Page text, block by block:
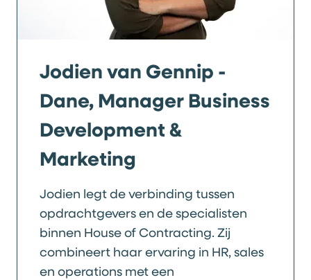
Jodien van Gennip -
Dane, Manager Business
Development &
Marketing
Jodien legt de verbinding tussen
opdrachtgevers en de specialisten
binnen House of Contracting. Zij
combineert haar ervaring in HR, sales
en operations met een